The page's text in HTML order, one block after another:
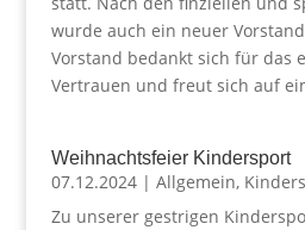
wurde auch ein neuer
Vorstand bedankt sich für das
Vertrauen und freut sich auf
Weihnachtsfeier Kindersport
07.12.2024| Allgemein,
Zu unserer gestrigen